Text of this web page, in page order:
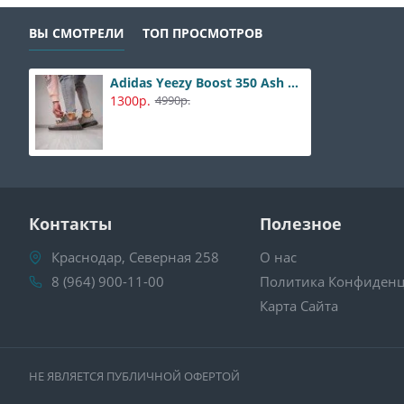
ВЫ СМОТРЕЛИ ТОП ПРОСМОТРОВ
Adidas Yeezy Boost 350 Ash Stone
1300р. 4990р.
Контакты
Краснодар, Северная 258
8 (964) 900-11-00
Полезное
О нас
Политика
Карта Сайта
НЕ ЯВЛЯЕТСЯ ПУБЛИЧНОЙ ОФЕРТОЙ